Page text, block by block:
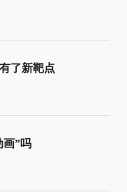
了新靶点
画”吗